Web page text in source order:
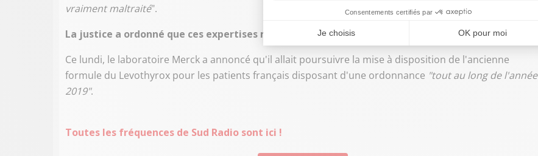
vraiment maltraité".
La justice a ordonné que ces expertises médicales soient réalisées d'ici un an
Ce lundi, le laboratoire Merck a annoncé qu'il allait poursuivre la mise à disposition de l'ancienne
formule du Levothyrox pour les patients français disposant d'une ordonnance "tout au long de l'année
2019".
Toutes les fréquences de Sud Radio sont ici !